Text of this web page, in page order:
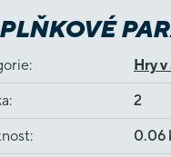
: Hry
: 2
: 0.06